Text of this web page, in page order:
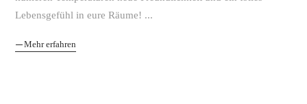
Lebensgefühl in eure Räume!
Mehr erfahren